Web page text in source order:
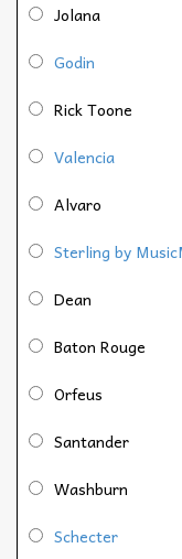
Jolana
Godin
Rick Toone
Valencia
Alvaro
Sterling by
Dean
Baton Rouge
Orfeus
Santander
Washburn
Schecter